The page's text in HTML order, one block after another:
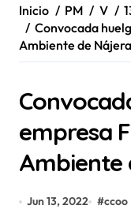
Inicio PM V
Convocada
Ambiente de Nájera
empresa
Ambiente
Jun 13, 2022 #ccoo